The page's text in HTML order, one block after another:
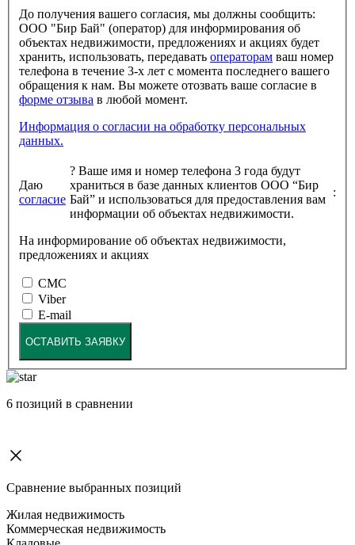
До получения вашего согласия, мы должны сообщить:
ООО "Бир Бай" (оператор) для информирования об
объектах недвижимости, предложениях и акциях будет
хранить, использовать, передавать операторам
телефона в течение 3-х лет с момента последнего вашего
обращения к нам. Вы можете отозвать ваше согласие в
форме отзыва
в любой момент.
Информация о согласии на обработку персональных
данных.
Даю
согласие
? Ваше имя и номер телефона 3 года будут
храниться в базе данных клиентов ООО “Бир
Бай” и использоваться для предоставления вам
информации об объектах недвижимости.
:
На информирование об объектах недвижимости,
предложениях и акциях
СМС
Viber
E-mail
ОСТАВИТЬ ЗАЯВКУ
6 позиций в сравнении
Сравнение выбранных позиций
Жилая недвижимость
Коммерческая недвижимость